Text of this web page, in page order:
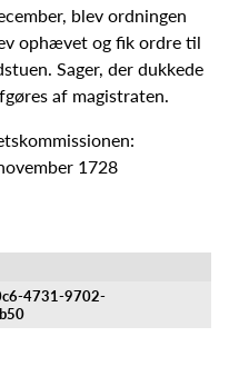
blev ordningen
ophævet og fik ordre til
Sager, der dukkede
af magistraten.
1728
4731-9702-